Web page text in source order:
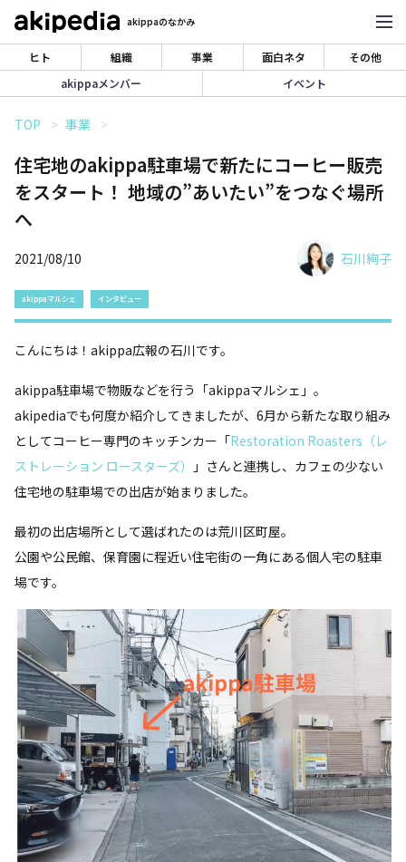
akippaのなかみ
ヒト 組織 事業 面白ネタ
その他
akippaメンバー
イベント
TOP 事業
住宅地のakippa駐車場で新たにコーヒー販売
をスタート！ 地域の”あいたい”をつなぐ場所
へ
2021/08/10 石川絢子
akippaマルシェ インタビュー
こんにちは！akippa広報の石川です。
akippa駐車場で物販などを行う「akippaマルシェ」。
akipediaでも何度か紹介してきましたが、6月から新たな取り組み
としてコーヒー専門のキッチンカー「Restoration Roasters（レ
ストレーション ロースターズ）
」さんと連携し、カフェの少ない
住宅地の駐車場での出店が始まりました。
最初の出店場所として選ばれたのは荒川区町屋。
公園や公民館、保育園に程近い住宅街の一角にある個人宅の駐車
場です。